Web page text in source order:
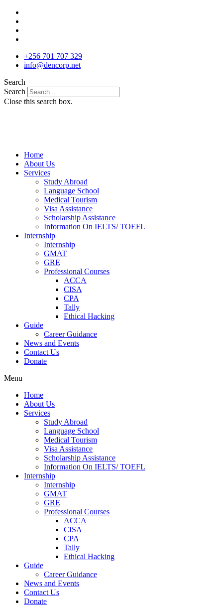
Skip
content
+256 701 707 329
info@dencorp.net
Search
Search
Close this search box.
Home
About Us
Services
Study Abroad
Language School
Medical Tourism
Visa Assistance
Scholarship Assistance
Information On IELTS/ TOEFL
Internship
Internship
GMAT
GRE
Professional Courses
ACCA
CISA
CPA
Tally
Ethical Hacking
Guide
Career Guidance
News and Events
Contact Us
Donate
Menu
Home
About Us
Services
Study Abroad
Language School
Medical Tourism
Visa Assistance
Scholarship Assistance
Information On IELTS/ TOEFL
Internship
Internship
GMAT
GRE
Professional Courses
ACCA
CISA
CPA
Tally
Ethical Hacking
Guide
Career Guidance
News and Events
Contact Us
Donate